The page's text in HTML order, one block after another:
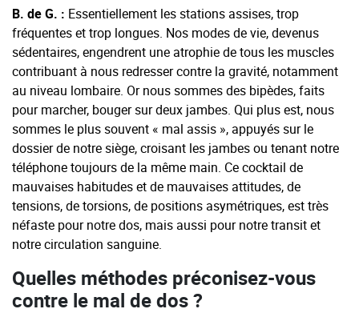
B. de G. : Essentiellement les stations assises, trop
fréquentes et trop longues. Nos modes de vie, devenus
sédentaires, engendrent une atrophie de tous les muscles
contribuant à nous redresser contre la gravité, notamment
au niveau lombaire. Or nous sommes des bipèdes, faits
pour marcher, bouger sur deux jambes. Qui plus est, nous
sommes le plus souvent « mal assis », appuyés sur le
dossier de notre siège, croisant les jambes ou tenant notre
téléphone toujours de la même main. Ce cocktail de
mauvaises habitudes et de mauvaises attitudes, de
tensions, de torsions, de positions asymétriques, est très
néfaste pour notre dos, mais aussi pour notre transit et
notre circulation sanguine.
Quelles méthodes préconisez-vous
contre le mal de dos ?